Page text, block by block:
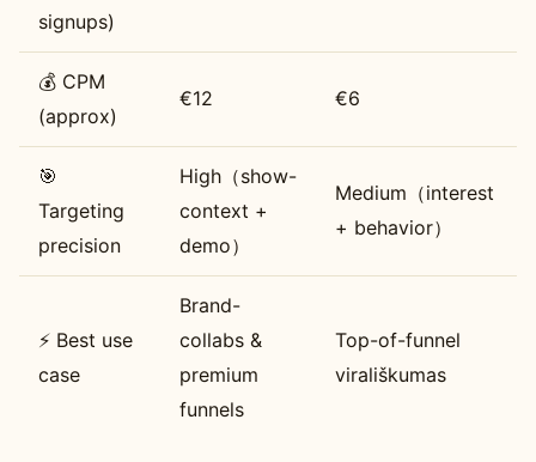
signups)
💰 CPM
(approx)
€12 €6
🎯
Targeting
precision
High（show-
context +
demo）
Medium（interest
+ behavior）
⚡ Best use
case
Brand-
collabs &
premium
funnels
Top-of-funnel
virališkumas